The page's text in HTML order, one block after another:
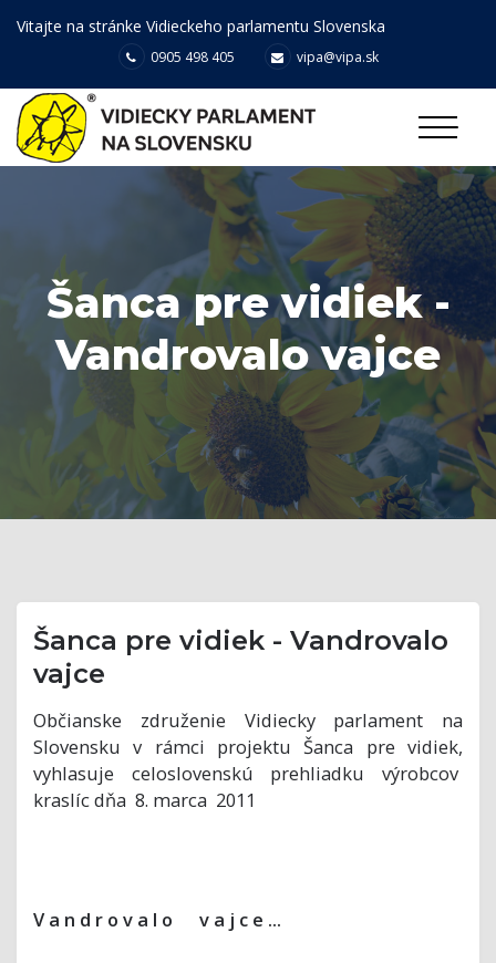
Vitajte na stránke Vidieckeho parlamentu Slovenska
0905 498 405 vipa@vipa.sk
Šanca pre vidiek -
Vandrovalo vajce
Šanca pre vidiek - Vandrovalo
vajce
Občianske združenie Vidiecky parlament na
Slovensku v rámci projektu Šanca pre vidiek,
vyhlasuje celoslovenskú prehliadku výrobcov
kraslíc dňa 8. marca 2011
V a n d r o v a l o v a j c e ...